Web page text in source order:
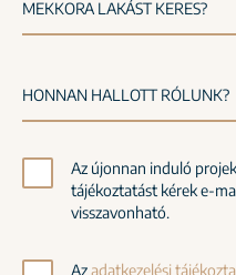
Az újonnan induló
tájékoztatást kérek e-
visszavonható.
Azadatkezelési